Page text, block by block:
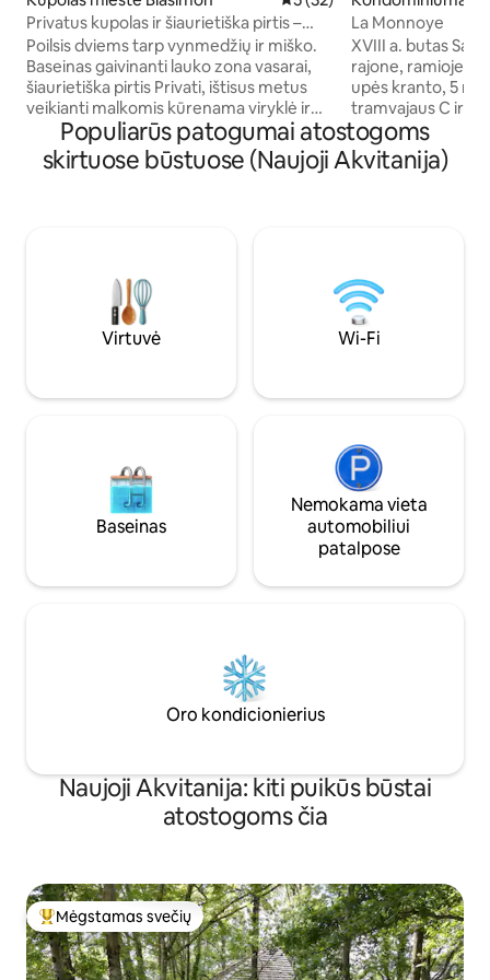
Privatus kupolas ir šiaurietiška pirtis –
Domaine du Bedat
Poilsis dviems tarp vynmedžių ir miško.
Baseinas gaivinanti lauko zona vasarai,
šiaurietiška pirtis Privati, ištisus metus
veikianti malkomis kūrenama viryklė ir
teleskopas žiema – kupolu galima
mėgautis visais metų laikais. „Vosges
Tradition“ medvilninė marlės lova,
pagal pageidavimą. Puikiai tinka
romantiškam savaitgaliui. 50 minučių
nuo Bordo, 20 minučių nuo Saint-Émilion.
deaux
La Monnoye
XVIII a. butas
rajone, ramioje
upės kranto, 5
tramvajaus C ir D
la Monnaie ir
Neseniai
įrengtas su
mokama
Populiarūs patogumai atostogoms
skirtuose būstuose (Naujoji Akvitanija)
Virtuvė Wi-Fi
Baseinas
Nemokama vieta
automobiliui
patalpose
Oro kondicionierius
Naujoji Akvitanija: kiti puikūs būstai
atostogoms čia
Svečių mėgstamiausias
Mėgstamas svečių